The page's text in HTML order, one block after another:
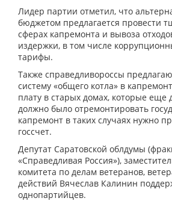
Лидер партии отметил, что
бюджетом предлагается провести
сферах капремонта и вывоза
издержки, в том числе
тарифы.
Также справедливороссы
систему «общего котла» в
плату в старых домах, которые еще
должно было отремонтировать
капремонт в таких случаях нужно
госсчет.
Депутат Саратовской облдумы
«Справедливая Россия»),
комитета по делам ветеранов,
действий Вячеслав Калинин
однопартийцев.